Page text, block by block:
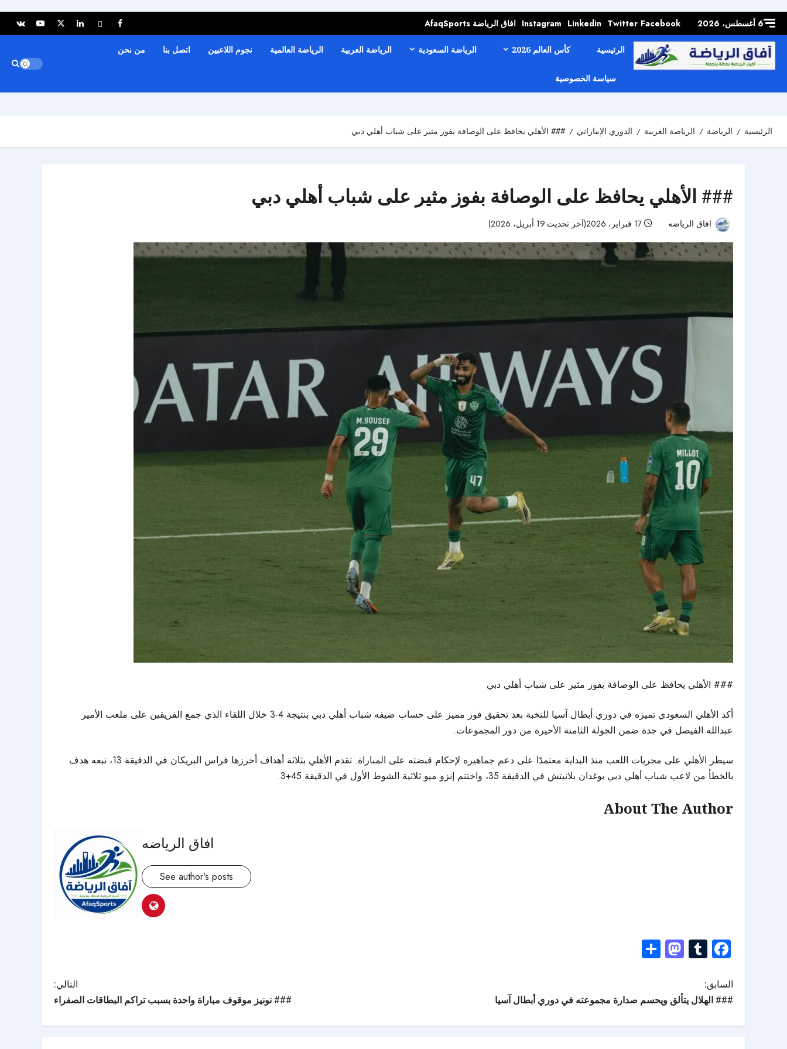
content6 أغسطس، 2026 Facebook
Twitter
Linkedin
Instagram افاق الرياضة AfaqSports
الرئيسية كأس العالم 2026 الرياضة السعودية الرياضة العربية الرياضة العالمية نجوم اللاعبين اتصل بنا من نحن
سياسة الخصوصية
الرئيسية الرياضة الرياضة العربية الدوري الإماراتي ### الأهلي يحافظ على الوصافة بفوز مثير على شباب أهلي دبي
### الأهلي يحافظ على الوصافة بفوز مثير على شباب أهلي دبي
افاق الرياضه
### الأهلي يحافظ على الوصافة بفوز مثير على شباب أهلي دبي
أكد الأهلي السعودي تميزه في دوري أبطال آسيا للنخبة بعد تحقيق فوز مميز على حساب ضيفه شباب أهلي دبي بنتيجة 4-3 خلال اللقاء الذي جمع الفريقين على ملعب الأمير
عبدالله الفيصل في جدة ضمن الجولة الثامنة الأخيرة من دور المجموعات.
سيطر الأهلي على مجريات اللعب منذ البداية معتمدًا على دعم جماهيره لإحكام قبضته على المباراة. تقدم الأهلي بثلاثة أهداف أحرزها فراس البريكان في الدقيقة 13، تبعه هدف
بالخطأ من لاعب شباب أهلي دبي بوغدان بلانيتش في الدقيقة 35، واختتم إنزو ميو ثلاثية الشوط الأول في الدقيقة 45+3.
About The Author
افاق الرياضه
See author's posts
Facebook
Tumblr
Mastodon
السابق:
### الهلال يتألق ويحسم صدارة مجموعته في دوري أبطال آسيا
التالي:
### نونيز موقوف مباراة واحدة بسبب تراكم البطاقات الصفراء